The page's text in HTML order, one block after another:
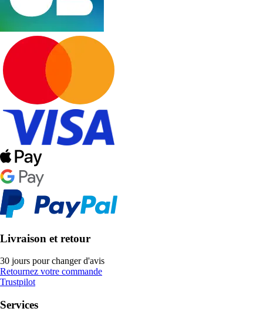
Livraison et retour
30 jours pour changer d'avis
Retournez votre commande
Trustpilot
Services